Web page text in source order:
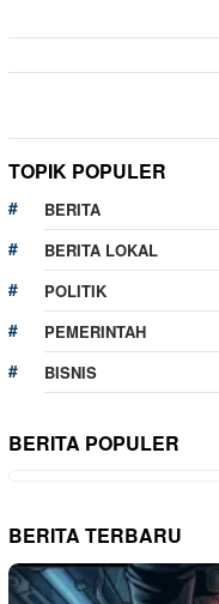
TOPIK POPULER
BERITA
BERITA LOKAL
POLITIK
PEMERINTAH
BISNIS
BERITA POPULER
BERITA TERBARU